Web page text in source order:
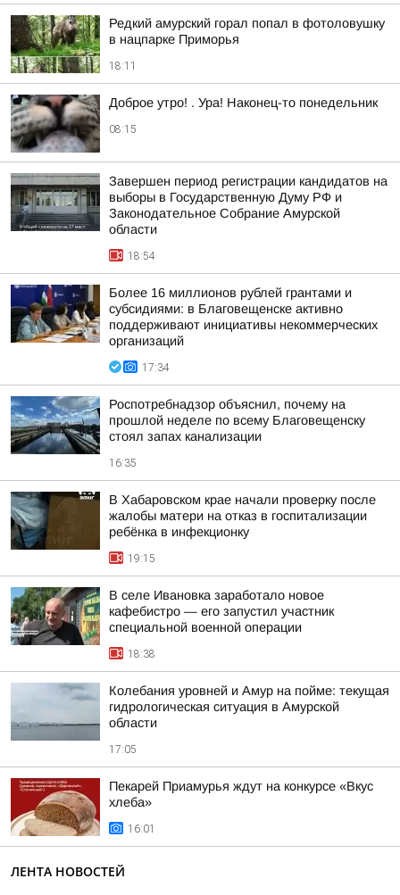
Редкий амурский горал попал в фотоловушку
в нацпарке Приморья
18:11
Доброе утро! . Ура! Наконец-то понедельник
08:15
Завершен период регистрации кандидатов на
выборы в Государственную Думу РФ и
Законодательное Собрание Амурской
области
18:54
Более 16 миллионов рублей грантами и
субсидиями: в Благовещенске активно
поддерживают инициативы некоммерческих
организаций
17:34
Роспотребнадзор объяснил, почему на
прошлой неделе по всему Благовещенску
стоял запах канализации
16:35
В Хабаровском крае начали проверку после
жалобы матери на отказ в госпитализации
ребёнка в инфекционку
19:15
В селе Ивановка заработало новое
кафебистро — его запустил участник
специальной военной операции
18:38
Колебания уровней и Амур на пойме: текущая
гидрологическая ситуация в Амурской
области
17:05
Пекарей Приамурья ждут на конкурсе «Вкус
хлеба»
16:01
ЛЕНТА НОВОСТЕЙ